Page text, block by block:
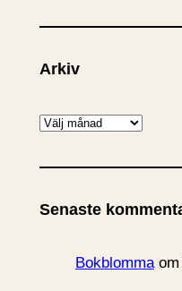
Arkiv
A
k
v
Senaste
Bokblommaom